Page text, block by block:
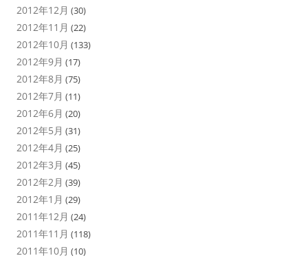
2012年12月 (30)
2012年11月 (22)
2012年10月 (133)
2012年9月 (17)
2012年8月 (75)
2012年7月 (11)
2012年6月 (20)
2012年5月 (31)
2012年4月 (25)
2012年3月 (45)
2012年2月 (39)
2012年1月 (29)
2011年12月 (24)
2011年11月 (118)
2011年10月 (10)